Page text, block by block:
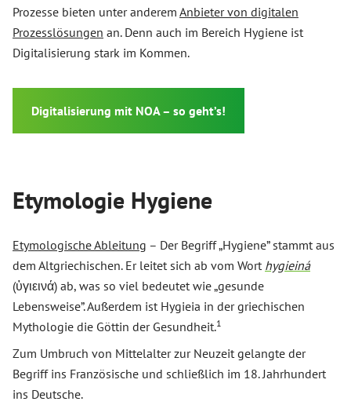
Prozesse bieten unter anderem Anbieter von digitalen
Prozesslösungen an. Denn auch im Bereich Hygiene ist
Digitalisierung stark im Kommen.
Digitalisierung mit NOA – so geht’s!
Etymologie Hygiene
Etymologische Ableitung – Der Begriff „Hygiene” stammt aus
dem Altgriechischen. Er leitet sich ab vom Wort hygieiná
(ὑγιεινά) ab, was so viel bedeutet wie „gesunde
Lebensweise”. Außerdem ist Hygieia in der griechischen
Mythologie die Göttin der Gesundheit.1
Zum Umbruch von Mittelalter zur Neuzeit gelangte der
Begriff ins Französische und schließlich im 18. Jahrhundert
ins Deutsche.